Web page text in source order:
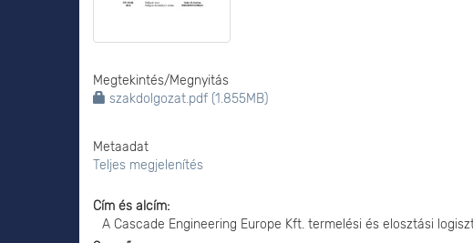
Megtekintés/Megnyitás
szakdolgozat.pdf (1.855MB)
Metaadat
Teljes megjelenítés
Cím és alcím
A Cascade Engineering Europe Kft. termelési és elosztási